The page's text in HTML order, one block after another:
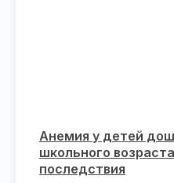
Анемия у детей
школьного
последствия